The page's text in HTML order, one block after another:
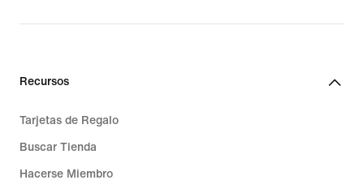
Recursos
Tarjetas de Regalo
Buscar Tienda
Hacerse Miembro